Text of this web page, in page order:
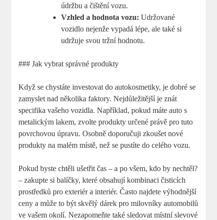
údržbu a čištění vozu.
Vzhled a hodnota vozu: Udržované
vozidlo nejenže vypadá lépe, ale také si
udržuje svou tržní hodnotu.
### Jak vybrat správné produkty
Když se chystáte investovat do autokosmetiky, je dobré se
zamyslet nad několika faktory. Nejdůležitější je znát
specifika vašeho vozidla. Například, pokud máte auto s
metalickým lakem, zvolte produkty určené právě pro tuto
povrchovou úpravu. Osobně doporučuji zkoušet nové
produkty na malém místě, než se pustíte do celého vozu.
Pokud byste chtěli ušetřit čas – a po všem, kdo by nechtěl?
– zakupte si balíčky, které obsahují kombinaci čisticích
prostředků pro exteriér a interiér. Často najdete výhodnější
ceny a může to být skvělý dárek pro milovníky automobilů
ve vašem okolí. Nezapomeňte také sledovat místní slevové